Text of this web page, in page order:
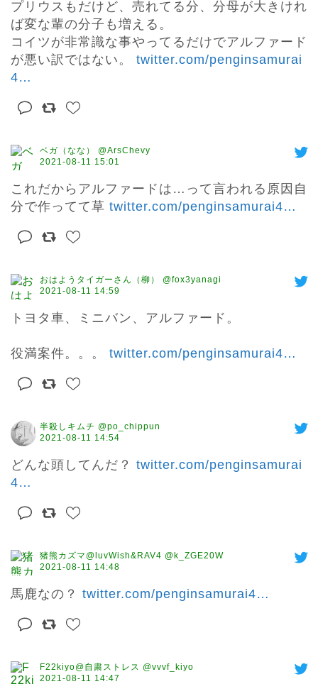
プリウスもだけど、売れてる分、分母が大きけれ
ば変な輩の分子も増える。
コイツが非常識な事やってるだけでアルファード
が悪い訳ではない。 twitter.com/penginsamurai
4…
ベガ（なな） @ArsChevy
2021-08-11 15:01
これだからアルファードは…って言われる原因自
分で作ってて草 twitter.com/penginsamurai4…
おはようタイガーさん（柳） @fox3yanagi
2021-08-11 14:59
トヨタ車、ミニバン、アルファード。
役満案件。。。 twitter.com/penginsamurai4…
半殺しキムチ @po_chippun
2021-08-11 14:54
どんな頭してんだ？ twitter.com/penginsamurai
4…
猪熊カズマ@luvWish&RAV4 @k_ZGE20W
2021-08-11 14:48
馬鹿なの？ twitter.com/penginsamurai4…
F22kiyo@自粛ストレス @vvvf_kiyo
2021-08-11 14:47